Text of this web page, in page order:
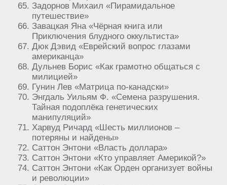
Задорнов Михаил «Пирамидальное
путешествие»
Завацкая Яна «Чёрная книга или
Приключения блудного оккультиста»
Дюк Дэвид «Еврейский вопрос глазами
американца»
Дульнев Борис «Как грамотно общаться с
милицией»
Гунин Лев «Матрица по-канадски»
Энгдаль Уильям Ф. «Семена разрушения.
Тайная подоплёка генетических
манипуляций»
Харвуд Ричард «Шесть миллионов –
потеряны и найдены»
Саттон Энтони «Власть доллара»
Саттон Энтони «Кто управляет Америкой?»
Саттон Энтони «Как Орден организует войны
и революции»